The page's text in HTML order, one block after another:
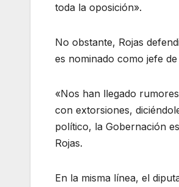
toda la oposición».
No obstante, Rojas
es nominado como jefe
«Nos han llegado
con extorsiones,
político, la Gobernación
Rojas.
En la misma línea, el